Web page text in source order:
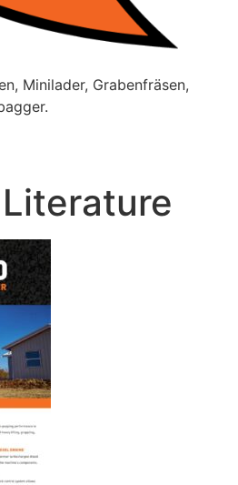
Minilader, Grabenfräsen,